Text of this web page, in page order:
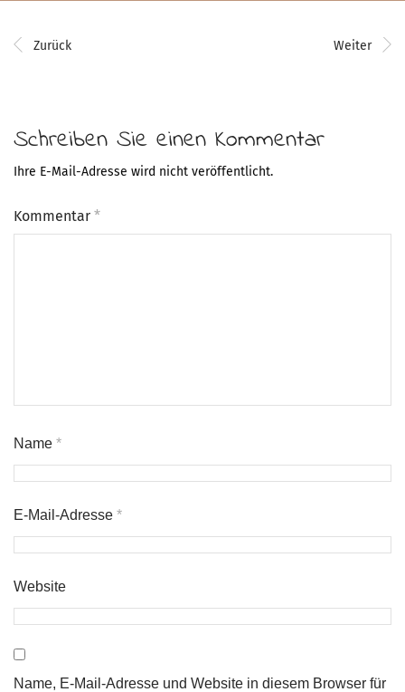
Zurück Weiter
Schreiben Sie einen Kommentar
Ihre E-Mail-Adresse wird nicht veröffentlicht.
Kommentar *
Name *
E-Mail-Adresse *
Website
Name, E-Mail-Adresse und Website in diesem Browser für